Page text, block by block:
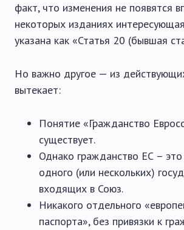
факт, что изменения не появятся
некоторых изданиях
указана как «Статья 20 (бывшая
Но важно другое — из
вытекает:
Понятие «Гражданство
существует.
Однако гражданство ЕС –
одного (или нескольких)
входящих в Союз.
Никакого отдельного
паспорта», без привязки к